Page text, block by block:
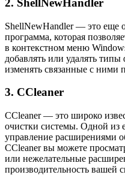
2. ShellNewHandler
ShellNewHandler — это еще
программа, которая
в контекстном меню
добавлять или удалять
изменять связанные с ними
3. CCleaner
CCleaner — это широко
очистки системы. Одной из
управление расширениями
CCleaner вы можете
или нежелательные
производительность вашей